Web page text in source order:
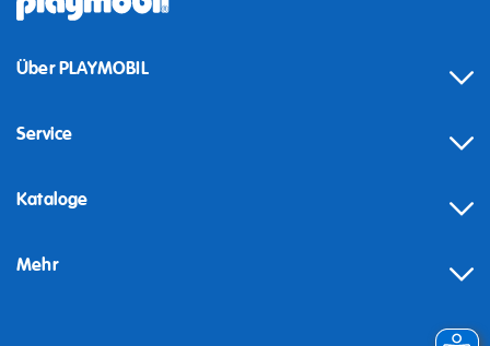
Über PLAYMOBIL
Service
Kataloge
Mehr